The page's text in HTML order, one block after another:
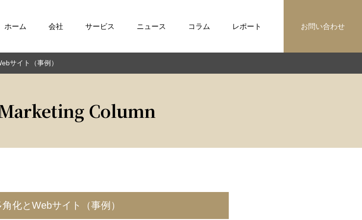
ホーム 会社 サービス ニュース コラム レポート お問い合わせ
サイト（事例）
Column
化とWebサイト（事例）